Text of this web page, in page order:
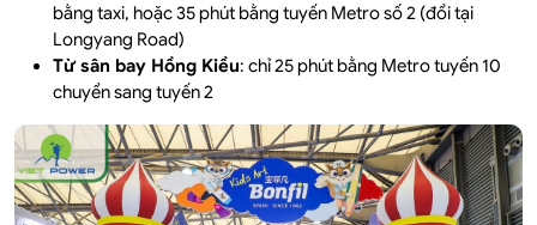
bằng taxi, hoặc 35 phút bằng tuyến Metro số 2 (đổi tại
Longyang Road)
Từ sân bay Hồng Kiều: chỉ 25 phút bằng Metro tuyến 10
chuyển sang tuyến 2